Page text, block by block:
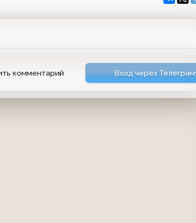
комментарий Вход через Телеграм